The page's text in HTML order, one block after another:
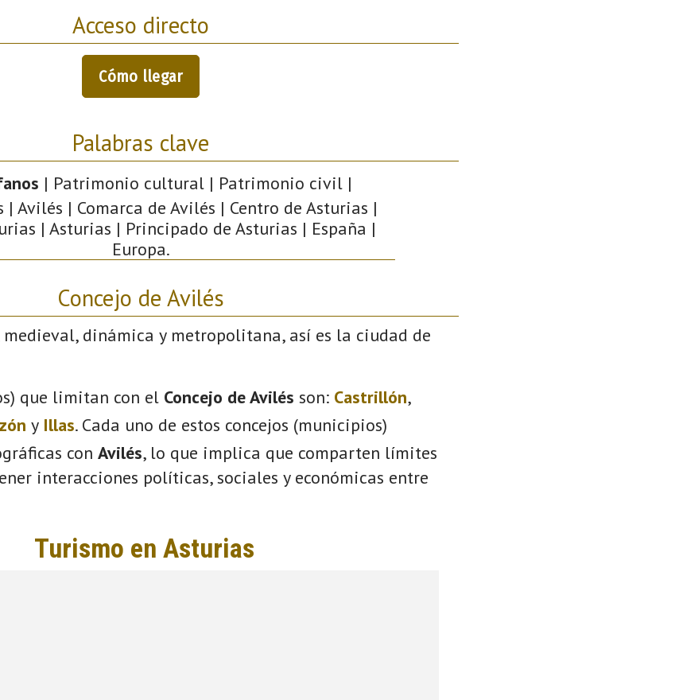
Acceso directo
Cómo llegar
Palabras clave
| Patrimonio cultural | Patrimonio civil |
| Avilés | Comarca de Avilés | Centro de Asturias |
| Asturias | Principado de Asturias | España |
Europa.
Concejo de Avilés
dinámica y metropolitana, así es la ciudad de
que limitan con el Concejo de Avilés son: Castrillón,
y Illas. Cada uno de estos concejos (municipios)
con Avilés, lo que implica que comparten límites
interacciones políticas, sociales y económicas entre